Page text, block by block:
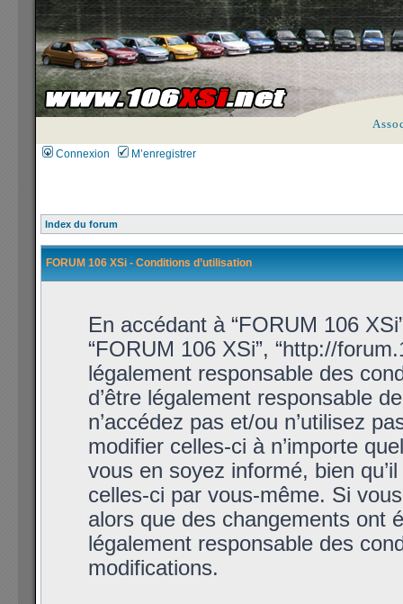
Connexion M’enregistrer
Index du forum
FORUM 106 XSi - Conditions d’utilisation
En accédant à “FORUM 106
“FORUM 106 XSi”, “http://
légalement responsable des
d’être légalement responsable
n’accédez pas et/ou n’utilisez
modifier celles-ci à n’importe
vous en soyez informé, bien
celles-ci par vous-même. Si
alors que des changements ont
légalement responsable des
modifications.